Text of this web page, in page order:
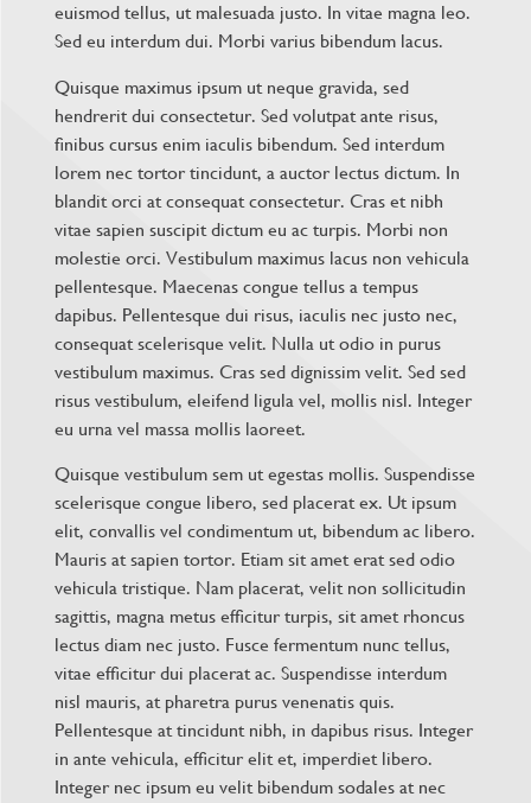
euismod tellus, ut malesuada justo. In vitae magna leo.
Sed eu interdum dui. Morbi varius bibendum lacus.
Quisque maximus ipsum ut neque gravida, sed
hendrerit dui consectetur. Sed volutpat ante risus,
finibus cursus enim iaculis bibendum. Sed interdum
lorem nec tortor tincidunt, a auctor lectus dictum. In
blandit orci at consequat consectetur. Cras et nibh
vitae sapien suscipit dictum eu ac turpis. Morbi non
molestie orci. Vestibulum maximus lacus non vehicula
pellentesque. Maecenas congue tellus a tempus
dapibus. Pellentesque dui risus, iaculis nec justo nec,
consequat scelerisque velit. Nulla ut odio in purus
vestibulum maximus. Cras sed dignissim velit. Sed sed
risus vestibulum, eleifend ligula vel, mollis nisl. Integer
eu urna vel massa mollis laoreet.
Quisque vestibulum sem ut egestas mollis. Suspendisse
scelerisque congue libero, sed placerat ex. Ut ipsum
elit, convallis vel condimentum ut, bibendum ac libero.
Mauris at sapien tortor. Etiam sit amet erat sed odio
vehicula tristique. Nam placerat, velit non sollicitudin
sagittis, magna metus efficitur turpis, sit amet rhoncus
lectus diam nec justo. Fusce fermentum nunc tellus,
vitae efficitur dui placerat ac. Suspendisse interdum
nisl mauris, at pharetra purus venenatis quis.
Pellentesque at tincidunt nibh, in dapibus risus. Integer
in ante vehicula, efficitur elit et, imperdiet libero.
Integer nec ipsum eu velit bibendum sodales at nec